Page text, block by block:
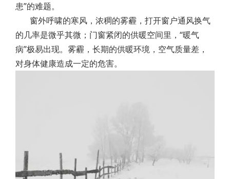
患”的难题。
窗外呼啸的寒风，浓稠的雾霾，打开窗户通风换气
的几率是微乎其微；门窗紧闭的供暖空间里，“暖气
病”极易出现。雾霾，长期的供暖环境，空气质量差，
对身体健康造成一定的危害。